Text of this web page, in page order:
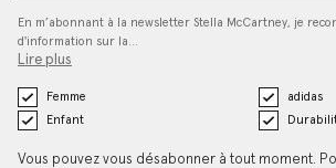
En m’abonnant à la newsletter Stella McCartney, je
d'information sur la…
Lire plus
Femme
adidas
Enfant
Vous pouvez vous désabonner à tout moment.